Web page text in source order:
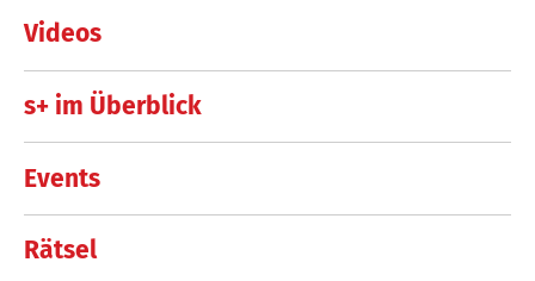
Videos
s+ im Überblick
Events
Rätsel